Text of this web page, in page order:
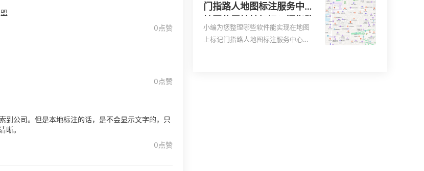
0点赞
0点赞
到公司。但是本地标注的话，是不会显示文字的，只
晰。
0点赞
续的吗、哪些软件能实现在地图上标
记门指路人地图标注服务中心位置相
关地图标注知识，详情可查看下方正
门指路人地图标注服务中心
人地图标注服务中心苹果地
小编为您整理哪些软件能实现在地图
上标记门指路人地图标注服务中心位